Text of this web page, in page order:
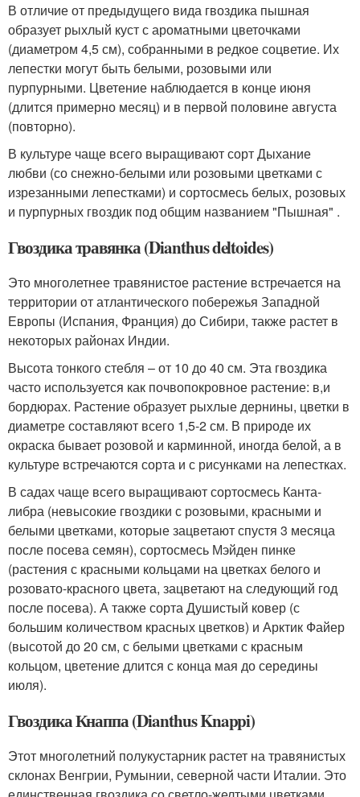
В отличие от предыдущего вида гвоздика пышная
образует рыхлый куст с ароматными цветочками
(диаметром 4,5 см), собранными в редкое соцветие. Их
лепестки могут быть белыми, розовыми или
пурпурными. Цветение наблюдается в конце июня
(длится примерно месяц) и в первой половине августа
(повторно).
В культуре чаще всего выращивают сорт Дыхание
любви (со снежно-белыми или розовыми цветками с
изрезанными лепестками) и сортосмесь белых, розовых
и пурпурных гвоздик под общим названием "Пышная" .
Гвоздика травянка (Dianthus deltoides)
Это многолетнее травянистое растение встречается на
территории от атлантического побережья Западной
Европы (Испания, Франция) до Сибири, также растет в
некоторых районах Индии.
Высота тонкого стебля – от 10 до 40 см. Эта гвоздика
часто используется как почвопокровное растение: в,и
бордюрах. Растение образует рыхлые дернины, цветки в
диаметре составляют всего 1,5-2 см. В природе их
окраска бывает розовой и карминной, иногда белой, а в
культуре встречаются сорта и с рисунками на лепестках.
В садах чаще всего выращивают сортосмесь Канта-
либра (невысокие гвоздики с розовыми, красными и
белыми цветками, которые зацветают спустя 3 месяца
после посева семян), сортосмесь Мэйден пинке
(растения с красными кольцами на цветках белого и
розовато-красного цвета, зацветают на следующий год
после посева). А также сорта Душистый ковер (с
большим количеством красных цветков) и Арктик Файер
(высотой до 20 см, с белыми цветками с красным
кольцом, цветение длится с конца мая до середины
июля).
Гвоздика Кнаппа (Dianthus Knappi)
Этот многолетний полукустарник растет на травянистых
склонах Венгрии, Румынии, северной части Италии. Это